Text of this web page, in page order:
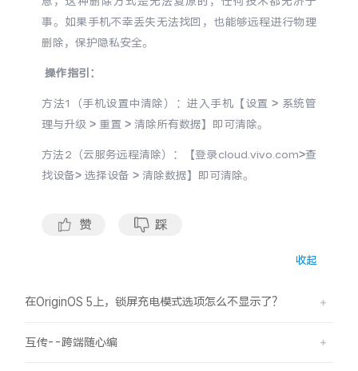
X300 E X Fold6
X300 Ultra
S60
Y600 Turbo Y600 Pro
iQOO Neo11 至尊版 预约 iQOO Z11S 预约
事。如果手机不幸丢失无法找回，也能够远程进行物理
删除，保护隐私安全。
操作指引：
方法1（手机设置中清除）：进入手机【设置 > 系统管
理与升级 > 重置 > 清除所有数据】即可清除。
方法2（云服务远程清除）：【登录cloud.vivo.com>查
找设备> 选择设备 > 清除数据】即可清除。
赞 踩
收起
在OriginOS 5上，锁屏充电模式选项怎么不显示了？
互传--跨端随心编